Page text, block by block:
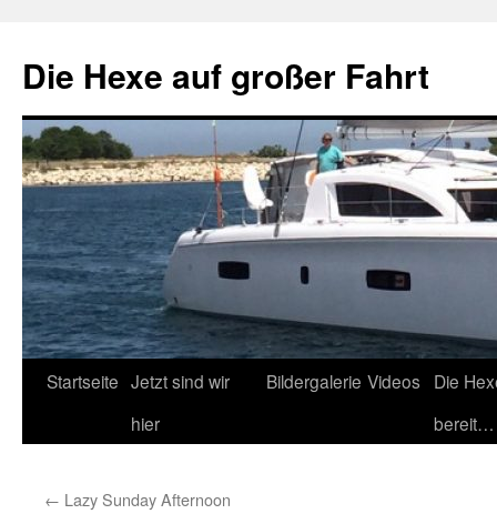
springen
Die Hexe auf großer Fahrt
Startseite Jetzt sind wir
hier
Bildergalerie Videos
Die
bereit…
← Lazy Sunday Afternoon